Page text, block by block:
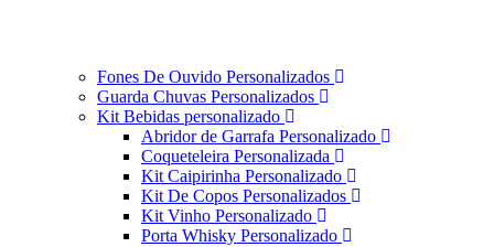
Fones De Ouvido Personalizados
Guarda Chuvas Personalizados
Kit Bebidas personalizado
Abridor de Garrafa Personalizado
Coqueteleira Personalizada
Kit Caipirinha Personalizado
Kit De Copos Personalizados
Kit Vinho Personalizado
Porta Whisky Personalizado